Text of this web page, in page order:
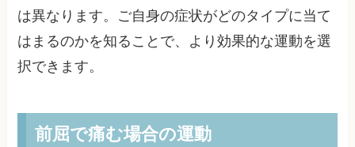
は異なります。ご自身の症状がどのタイプに当て
はまるのかを知ることで、より効果的な運動を選
択できます。
前屈で痛む場合の運動